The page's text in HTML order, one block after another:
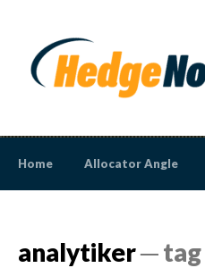
Home Allocator Angle
analytiker─ tag